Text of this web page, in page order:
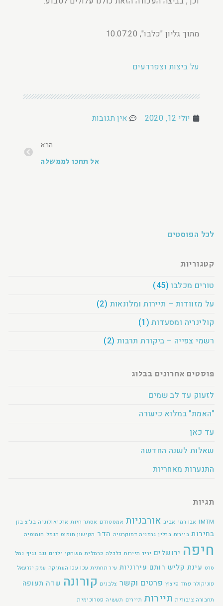
לכל הפוסטים
קטגוריות
טורים מכלבו (45)
על מזוודות – תיירות ומלונאות (2)
קולינריה ומסעדות (1)
רשמי צפייה – ביקורת תרבות (2)
פוסטים אחרונים בבלוג
לזעוק עד לב שמים
"האמת" במלוא כיעורה
עד כאן
שאלות לשנה החדשה
התנערות מאחריות
תגיות
IMTM אבו רמי אביב אורבניות אמסטרדם אסתר חיות ארכיאולוגיה בג"צ בזן
בחירות ביירות ברלין גרמניה דמוקרטיה הדר הקישון חומוס הנמל חומוסיה
חיפה ירושלים יריד תיירות כלכלה כרמלית משחקי ילדים נגב נגיף נמל
סרט עינת קליש רותם עירוניות עיר תחתית עכו עכו העתיקה עמק יזרעאל
פוניקולר פחד פיצוץ פרטים וקשר צלבנים קורונה שדה תעופה
תחבורה ציבורית תיירות תיירים תעשיה פטרוכימית
מתוך גליון "כלבו", 10.07.20
על ביצות וצפרדעים
יולי 12, 2020 אין תגובות
הבא
אל תחכו לממשלה